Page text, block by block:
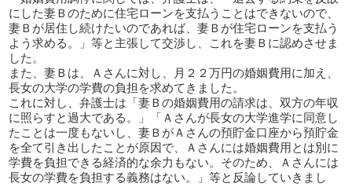
にした妻Ｂのために住宅ローンを支払うことはできないので、
妻Ｂが居住し続けたいのであれば、妻Ｂが住宅ローンを支払う
よう求める。」等と主張して交渉し、これを妻Ｂに認めさせま
した。
また、妻Ｂは、Ａさんに対し、月２２万円の婚姻費用に加え、
長女の大学の学費の負担を求めてきました。
これに対し、弁護士は「妻Ｂの婚姻費用の請求は、双方の年収
に照らすと過大である。」「Ａさんが長女の大学進学に同意し
たことは一度もないし、妻ＢがＡさんの預貯金口座から預貯金
を全て引き出したことが原因で、Ａさんには婚姻費用とは別に
学費を負担できる経済的な余力もない。そのため、Ａさんには
長女の学費を負担する義務はない。」等と反論していきまし